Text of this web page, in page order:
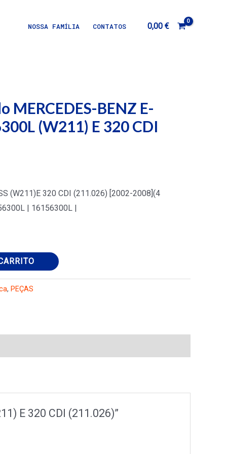
NOSSA FAMÍLIA CONTATOS 0,00 €
MERCEDES-BENZ E-
(W211) E 320 CDI
(W211)E 320 CDI (211.026) [2002-2008](4
| 16156300L |
, PEÇAS
E 320 CDI (211.026)”